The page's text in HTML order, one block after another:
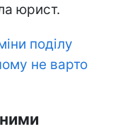
юрист.
поділу
не варто